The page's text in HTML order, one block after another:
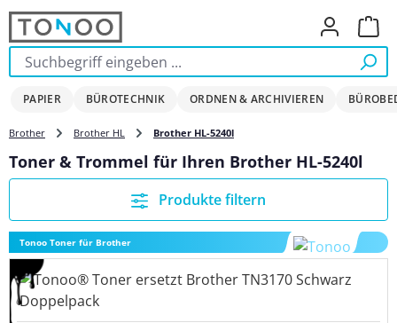
Zum Hauptinhalt springen
PAPIER BÜROTECHNIK ORDNEN & ARCHIVIEREN
Brother Brother HL Brother HL-5240l
Toner & Trommel für Ihren Brother HL-5240l
Produkte filtern
Tonoo Toner für Brother